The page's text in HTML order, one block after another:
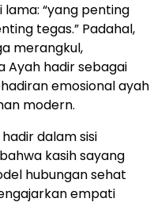
“yang penting
tegas.” Padahal,
merangkul,
Ayah hadir sebagai
emosional ayah
modern.
dalam sisi
kasih sayang
hubungan sehat
empati